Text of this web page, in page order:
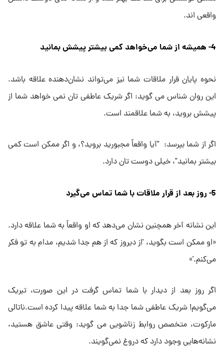
واقعی اند.
4- همیشه از شما می‌خواهد کمی بیشتر پیشش بمانید
نحوه پایان قرار ملاقات شما نیز می‌تواند نشان‌دهنده علاقه باشد.
این روان شناس می گوید: اگر شریک عاطفی تان نمی خواهد شما از
پیشش بروید، به شما علاقمند است.
اگر از شما بپرسد: "آیا واقعاً مجبورید بروید؟، و اگر ممکن است کمی
بیشتر بمانید"، خیلی دوست تان دارد.
5- روز بعد از قرار ملاقات با شما تماس می‌گیرد
این نشانه آخر همچنین نشان می‌دهد که او واقعاً به شما علاقه دارد.
«او ممکن است بگوید، 'از دیروز که از هم جدا شدیم، مدام به تو فکر
می‌کنم.'»
اگر روز بعد از دیدار با شما تماس گرفت در این صورت، تبریک
می‌گویم! شریک عاطفی شما جدا به شما علاقه پیدا کرده است.ناتالی
مارکوت، متخصص روابط زناشویی می گوید: وقتی عاشق هستید،
نشانه‌هایی وجود دارد که دروغ نمی‌گویند.